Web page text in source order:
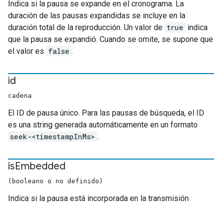
Indica si la pausa se expande en el cronograma. La
duración de las pausas expandidas se incluye en la
duración total de la reproducción. Un valor de true indica
que la pausa se expandió. Cuando se omite, se supone que
el valor es false .
id
cadena
El ID de pausa único. Para las pausas de búsqueda, el ID
es una string generada automáticamente en un formato
seek-<timestampInMs> .
isEmbedded
(booleano o no definido)
Indica si la pausa está incorporada en la transmisión